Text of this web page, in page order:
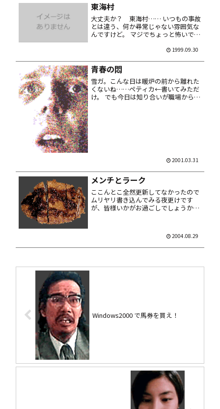
東海村
大丈夫か？ 東海村…… いつもの事故
とは違う、何か尋常じゃない雰囲気な
んですけど。 マジでちょっと怖いで
1999.09.30
青春の悶
雪ガ。こんな日は暖炉の前から離れた
くないね……ペティカ←書いてみただ
け。 でも今日は知り合いが職場から貰
2001.03.31
メンチとラーク
ここんとこ全然更新してなかったので
ムリヤリ書き込んでみる夜更けです
が、皆様いかがお過ごしでしょうか。
ズムなのでありましょう。 JT が俺...
2004.08.29
Windows2000 で馬券を買え！